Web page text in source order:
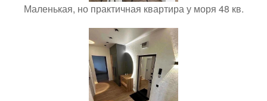
Маленькая, но практичная квартира у моря 48 кв.